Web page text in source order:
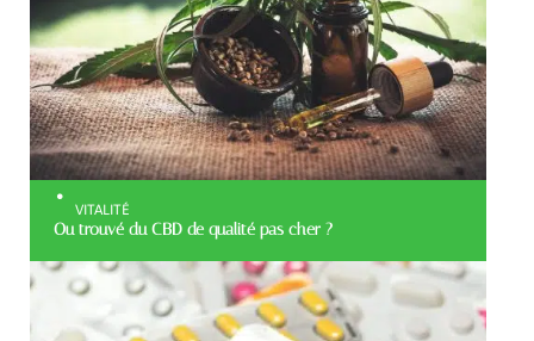
VITALITÉ
Ou trouvé du CBD de qualité pas cher ?